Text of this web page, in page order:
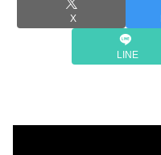
X
LINE